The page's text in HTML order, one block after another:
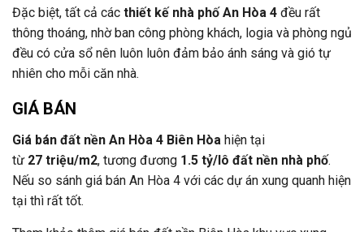
Đặc biệt, tất cả các thiết kế nhà phố An Hòa 4 đều rất
thông thoáng, nhờ ban công phòng khách, logia và phòng ngủ
đều có cửa sổ nên luôn luôn đảm bảo ánh sáng và gió tự
nhiên cho mỗi căn nhà.
GIÁ BÁN
Giá bán đất nền An Hòa 4 Biên Hòa hiện tại
từ 27 triệu/m2, tương đương 1.5 tỷ/lô đất nền nhà phố.
Nếu so sánh giá bán An Hòa 4 với các dự án xung quanh hiện
tại thì rất tốt.